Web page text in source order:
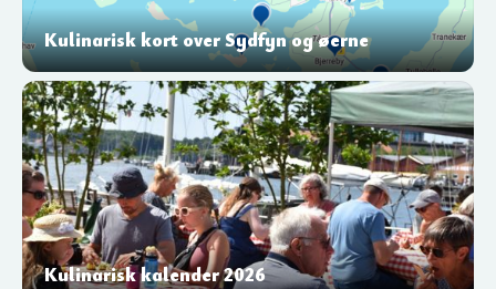
Kulinarisk kort over Sydfyn og øerne
Kulinarisk kalender 2026